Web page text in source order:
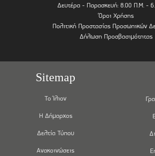
Δευτέρα - Παρασκευή: 8.00 Π.Μ. -
Όροι Χρήσης
Πολιτική Προστασίας Προσωπικών
Δήλωση Προσβασιμότητας
Sitemap
Το Ίλιον
Η Δήμαρχος
Δελτία Τύπου
Ανακοινώσεις